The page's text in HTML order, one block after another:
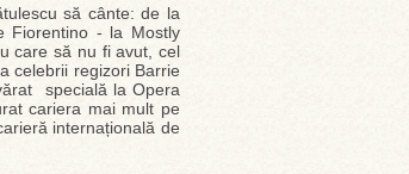
să cânte: de la
Fiorentino - la Mostly
care să nu fi avut, cel
celebrii regizori Barrie
specială la Opera
cariera mai mult pe
internațională de